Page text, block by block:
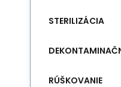
STERILIZÁCIA
RÚŠKOVANIE